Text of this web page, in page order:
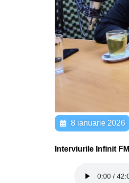
8 ianuarie 2026
Interviurile Infinit